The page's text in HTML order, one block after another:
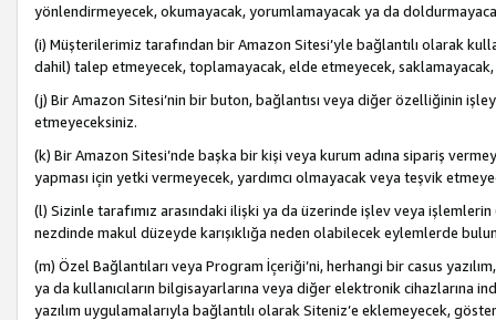
yönlendirmeyecek, okumayacak, yorumlamayacak ya da
(i) Müşterilerimiz tarafından bir Amazon Sitesi’yle bağlantılı olarak
dahil) talep etmeyecek, toplamayacak, elde etmeyecek,
(j) Bir Amazon Sitesi’nin bir buton, bağlantısı veya diğer özelliğinin
etmeyeceksiniz.
(k) Bir Amazon Sitesi’nde başka bir kişi veya kurum adına sipariş
yapması için yetki vermeyecek, yardımcı olmayacak veya teşvik
(l) Sizinle tarafımız arasındaki ilişki ya da üzerinde işlev veya
nezdinde makul düzeyde karışıklığa neden olabilecek eylemlerde
(m) Özel Bağlantıları veya Program İçeriği’ni, herhangi bir casus
ya da kullanıcıların bilgisayarlarına veya diğer elektronik
yazılım uygulamalarıyla bağlantılı olarak Siteniz’e eklemeyecek,